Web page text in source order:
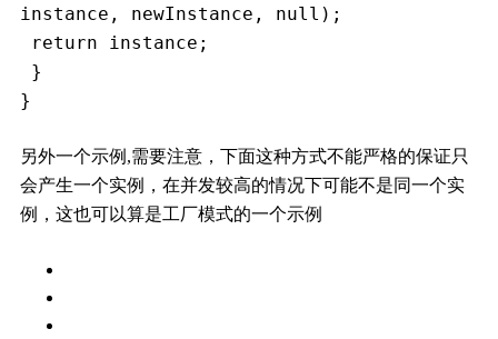
instance, newInstance, null);
return instance;
}
}
另外一个示例,需要注意，下面这种方式不能严格的保证只
会产生一个实例，在并发较高的情况下可能不是同一个实
例，这也可以算是工厂模式的一个示例